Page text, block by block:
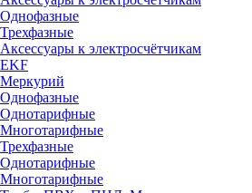
Однофазные
Трехфазные
Аксессуары к электросчётчикам
EKF
Меркурий
Однофазные
Однотарифные
Многотарифные
Трехфазные
Однотарифные
Многотарифные